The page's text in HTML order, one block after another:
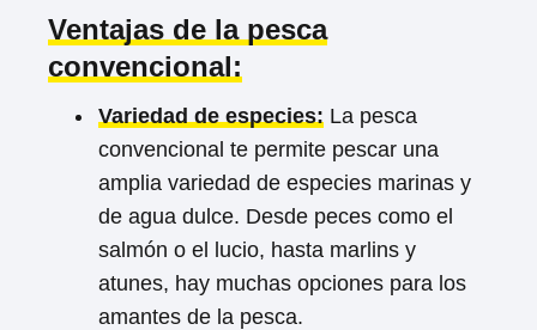
Ventajas de la pesca
convencional:
Variedad de especies: La pesca
convencional te permite pescar una
amplia variedad de especies marinas y
de agua dulce. Desde peces como el
salmón o el lucio, hasta marlins y
atunes, hay muchas opciones para los
amantes de la pesca.